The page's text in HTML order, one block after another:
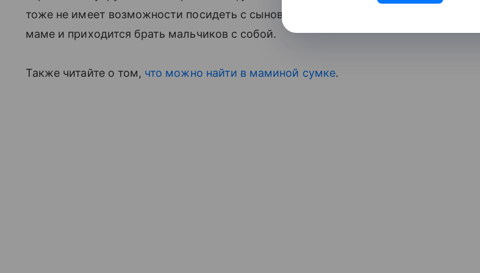
тоже не имеет возможности посидеть с сыновьями, пока жена фотографирует. Вот
маме и приходится брать мальчиков с собой.
Также читайте о том, что можно найти в маминой сумке.